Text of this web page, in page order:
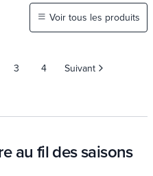
Voir tous les produits
3 4 Suivant
au fil des saisons